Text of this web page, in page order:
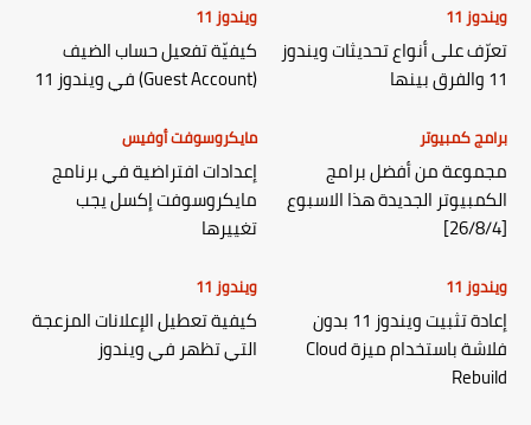
ويندوز 11
تعرّف على أنواع تحديثات ويندوز
11 والفرق بينها
ويندوز 11
كيفيّة تفعيل حساب الضيف
(Guest Account) في ويندوز 11
برامج كمبيوتر
مجموعة من أفضل برامج
الكمبيوتر الجديدة هذا الاسبوع
[26/8/4]
مايكروسوفت أوفيس
إعدادات افتراضية في برنامج
مايكروسوفت إكسل يجب
تغييرها
ويندوز 11
إعادة تثبيت ويندوز 11 بدون
فلاشة باستخدام ميزة Cloud
Rebuild
ويندوز 11
كيفية تعطيل الإعلانات المزعجة
التي تظهر في ويندوز